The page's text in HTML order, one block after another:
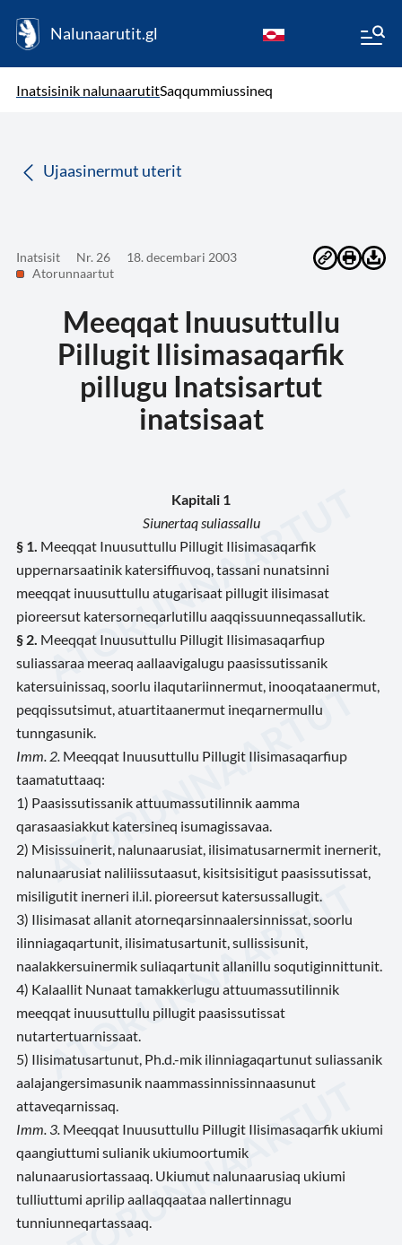
Nalunaarutit.gl
Inatsisinik nalunaarutitSaqqummiussineq
Ujaasinermut uterit
Inatsisit Nr. 26
18. decembari 2003
Atorunnaartut
Meeqqat Inuusuttullu
Pillugit Ilisimasaqarfik
pillugu Inatsisartut
inatsisaat
Kapitali 1
Siunertaq suliassallu
§ 1. Meeqqat Inuusuttullu Pillugit Ilisimasaqarfik
uppernarsaatinik katersiffiuvoq, tassani nunatsinni
meeqqat inuusuttullu atugarisaat pillugit ilisimasat
pioreersut katersorneqarlutillu aaqqissuunneqassallutik.
§ 2. Meeqqat Inuusuttullu Pillugit Ilisimasaqarfiup
suliassaraa meeraq aallaavigalugu paasissutissanik
katersuinissaq, soorlu ilaqutariinnermut, inooqataanermut,
peqqissutsimut, atuartitaanermut ineqarnermullu
tunngasunik.
Imm. 2. Meeqqat Inuusuttullu Pillugit Ilisimasaqarfiup
taamatuttaaq:
1) Paasissutissanik attuumassutilinnik aamma
qarasaasiakkut katersineq isumagissavaa.
2) Misissuinerit, nalunaarusiat, ilisimatusarnermit inernerit,
nalunaarusiat naliliissutaasut, kisitsisitigut paasissutissat,
misiligutit inerneri il.il. pioreersut katersussallugit.
3) Ilisimasat allanit atorneqarsinnaalersinnissat, soorlu
ilinniagaqartunit, ilisimatusartunit, sullissisunit,
naalakkersuinermik suliaqartunit allanillu soqutiginnittunit.
4) Kalaallit Nunaat tamakkerlugu attuumassutilinnik
meeqqat inuusuttullu pillugit paasissutissat
nutartertuarnissaat.
5) Ilisimatusartunut, Ph.d.-mik ilinniagaqartunut suliassanik
aalajangersimasunik naammassinnissinnaasunut
attaveqarnissaq.
Imm. 3. Meeqqat Inuusuttullu Pillugit Ilisimasaqarfik ukiumi
qaangiuttumi sulianik ukiumoortumik
nalunaarusiortassaaq. Ukiumut nalunaarusiaq ukiumi
tulliuttumi aprilip aallaqqaataa nallertinnagu
tunniunneqartassaaq.